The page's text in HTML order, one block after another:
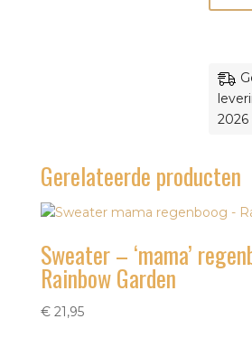
2026
Gerelateerde producten
Sweater – ‘mama’
Rainbow Garden
€21,95